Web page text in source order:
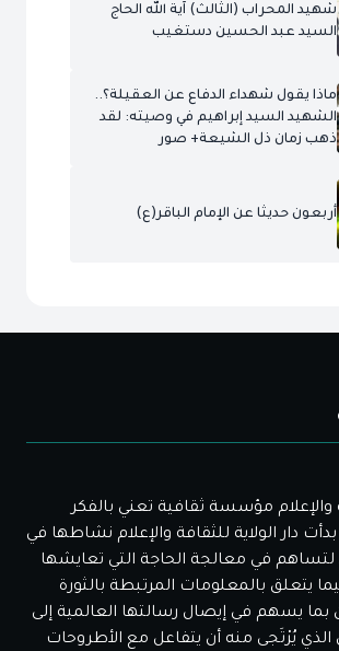
شهيد المحراب (الثالث) آية الله الحاج
السيد عبد الحسين دستغيب
ماذا يقول شهداء الدفاع عن العقيلة؟..
الشهيد السيد إبراهيم في وصيته: لقد
ذهب زمان ذل الشيعة+ صور
أربعون حديثا عن الإمام الباقر(ع)
والإعلام مؤسسة ثقافية تعني بالفكر
دار الولاية للثقافة والإعلام نشاطها في
1992م/1413هـ لتساهم في معالجة الحاجة التي تعايشها
يتعلق بالمعلومات المرتبطة بالثورة
بما يسهم في إيصال رسالتها العالمية إلى
الذي يُرْتَجى منه أن يتفاعل مع الأطروحات